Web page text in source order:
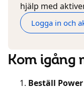
hjälp med
Logga in och
Kom igång
Beställ